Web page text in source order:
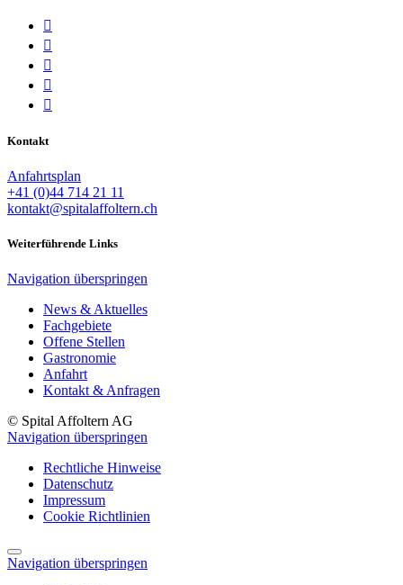





Kontakt
Anfahrtsplan
+41 (0)44 714 21 11
kontakt@spitalaffoltern.ch
Weiterführende Links
Navigation überspringen
News & Aktuelles
Fachgebiete
Offene Stellen
Gastronomie
Anfahrt
Kontakt & Anfragen
© Spital Affoltern AG
Navigation überspringen
Rechtliche Hinweise
Datenschutz
Impressum
Cookie Richtlinien
Navigation überspringen